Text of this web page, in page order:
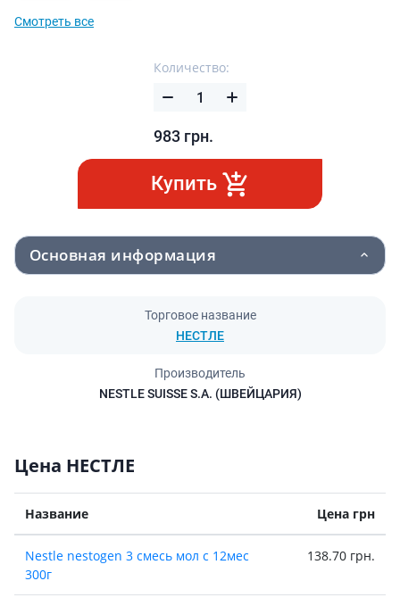
Смотреть все
Количество:
983 грн.
Купить
Основная информация
Торговое название
НЕСТЛЕ
Производитель
NESTLE SUISSE S.A. (ШВЕЙЦАРИЯ)
Цена НЕСТЛЕ
Название Цена грн
Nestle nestogen 3 смесь мол с 12мес
300г
138.70 грн.